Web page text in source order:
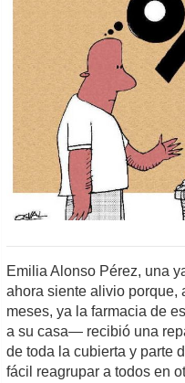
Emilia Alonso Pérez, una
ahora siente alivio porque,
meses, ya la farmacia de
a su casa— recibió una
de toda la cubierta y parte
fácil reagrupar a todos en